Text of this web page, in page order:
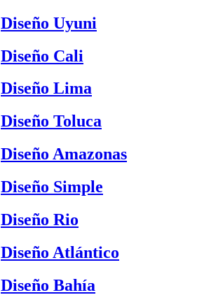
Diseño Uyuni
Diseño Cali
Diseño Lima
Diseño Toluca
Diseño Amazonas
Diseño Simple
Diseño Rio
Diseño Atlántico
Diseño Bahía